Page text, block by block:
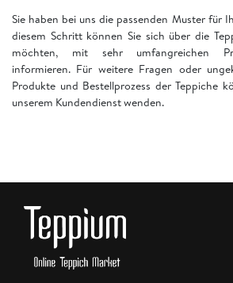
Sie haben bei uns die passenden Muster für
diesem Schritt können Sie sich über die
möchten, mit sehr umfangreichen
informieren. Für weitere Fragen oder
Produkte und Bestellprozess der Teppiche
unserem Kundendienst wenden.